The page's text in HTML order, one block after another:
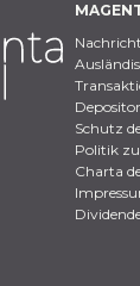
Schutz
Politik
Charta